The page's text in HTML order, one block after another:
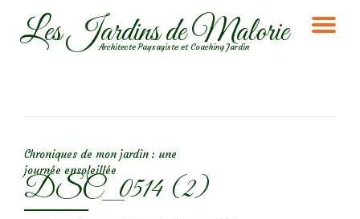
AllerLes Jardins de Malorie
Architecte Paysagiste et Coaching Jardin
Chroniques de mon jardin : une
journée ensoleillée
DSC_0514 (2)